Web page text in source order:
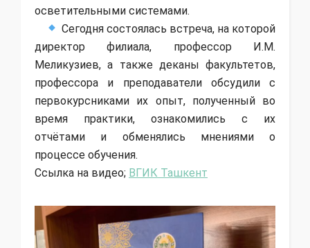
осветительными системами.
Сегодня состоялась встреча, на которой
директор филиала, профессор И.М.
Меликузиев, а также деканы факультетов,
профессора и преподаватели обсудили с
первокурсниками их опыт, полученный во
время практики, ознакомились с их
отчётами и обменялись мнениями о
процессе обучения.
Ссылка на видео; ВГИК Ташкент